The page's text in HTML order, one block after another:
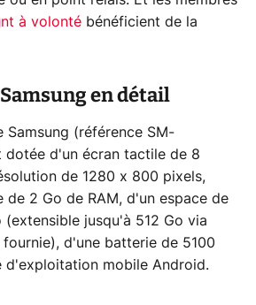
à volonté bénéficient de la
en détail
Samsung (référence SM-
dotée d'un écran tactile de 8
de 1280 x 800 pixels,
de 2 Go de RAM, d'un espace de
jusqu'à 512 Go via
d'une batterie de 5100
d'exploitation mobile Android.